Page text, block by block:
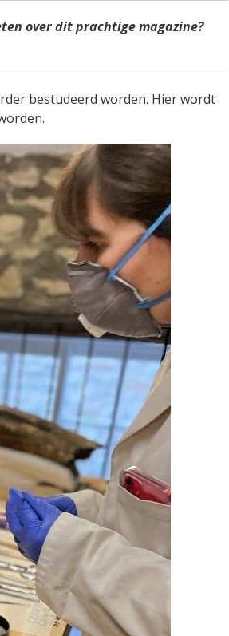
over dit prachtige magazine?
bestudeerd worden. Hier wordt